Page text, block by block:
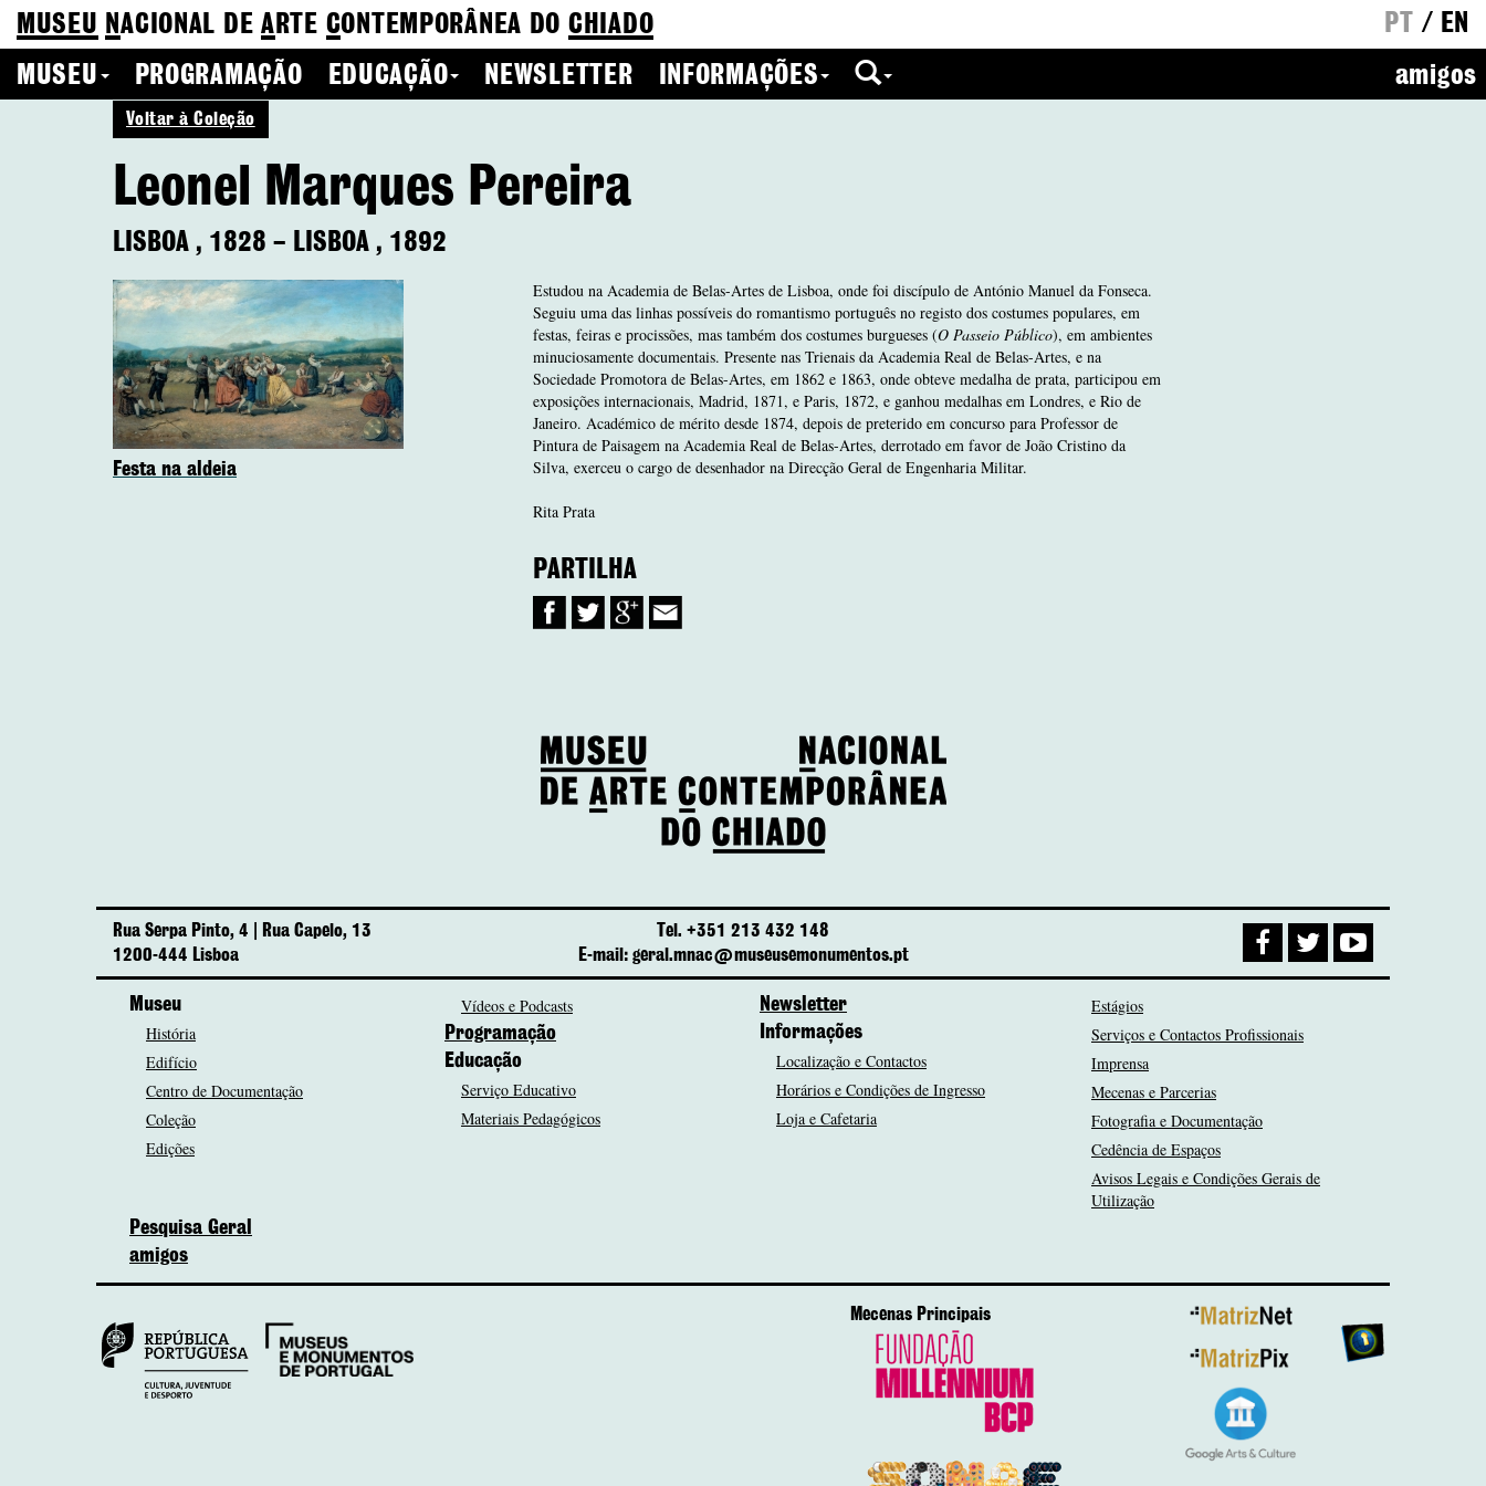
MUSEU NACIONAL DEA RTE CONTEMPORÂNEA DO CHIADO PT / EN
MUSEU
PROGRAMAÇÃO EDUCAÇÃO NEWSLETTER INFORMAÇÕES amigos
Voltar à Coleção
Leonel Marques Pereira
LISBOA , 1828 – LISBOA , 1892
Estudou na Academia de Belas-Artes de Lisboa, onde foi discípulo de António Manuel da Fonseca.
Seguiu uma das linhas possíveis do romantismo português no registo dos costumes populares, em
festas, feiras e procissões, mas também dos costumes burgueses (O Passeio Público), em ambientes
minuciosamente documentais. Presente nas Trienais da Academia Real de Belas-Artes, e na
Sociedade Promotora de Belas-Artes, em 1862 e 1863, onde obteve medalha de prata, participou em
exposições internacionais, Madrid, 1871, e Paris, 1872, e ganhou medalhas em Londres, e Rio de
Janeiro. Académico de mérito desde 1874, depois de preterido em concurso para Professor de
Pintura de Paisagem na Academia Real de Belas-Artes, derrotado em favor de João Cristino da
Silva, exerceu o cargo de desenhador na Direcção Geral de Engenharia Militar.
Rita Prata
PARTILHA
Festa na aldeia
Rua Serpa Pinto, 4 | Rua Capelo, 13
1200-444 Lisboa
Tel. +351 213 432 148
E-mail: geral.mnac@museusemonumentos.pt
Museu
História
Edifício
Centro de Documentação
Coleção
Edições
Vídeos e Podcasts
Programação
Educação
Serviço Educativo
Materiais Pedagógicos
Newsletter
Informações
Localização e Contactos
Horários e Condições de Ingresso
Loja e Cafetaria
Estágios
Serviços e Contactos Profissionais
Imprensa
Mecenas e Parcerias
Fotografia e Documentação
Cedência de Espaços
Avisos Legais e Condições Gerais de
Utilização
Pesquisa Geral
amigos
Mecenas Principais